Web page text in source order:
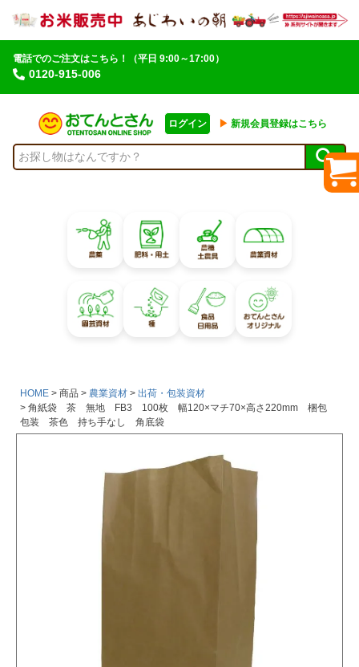
電話でのご注文はこちら！
0120-915-006
（平日 9:00～17:00）
ログイン ▶︎ 新規会員登録はこちら
HOME 商品 農業資材
出荷・包装資材
角紙袋 茶 無地 FB3 100枚 幅120×マチ70×高さ220mm 梱包
包装 茶色 持ち手なし 角底袋